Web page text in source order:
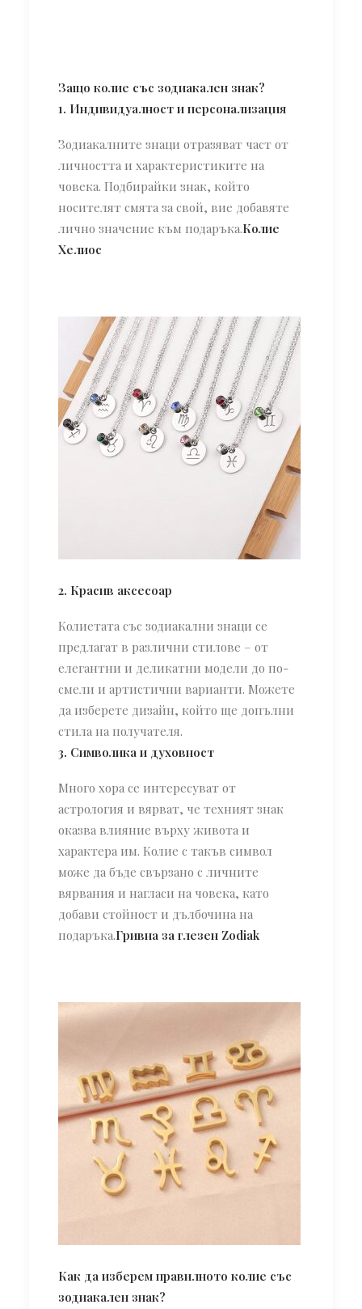
Защо колие със зодиакален знак?
1. Индивидуалност и персонализация
Зодиакалните знаци отразяват част от
личността и характеристиките на
човека. Подбирайки знак, който
носителят смята за свой, вие добавяте
лично значение към подаръка.Колие
Хелиос
2. Красив аксесоар
Колиетата със зодиакални знаци се
предлагат в различни стилове – от
елегантни и деликатни модели до по-
смели и артистични варианти. Можете
да изберете дизайн, който ще допълни
стила на получателя.
3. Символика и духовност
Много хора се интересуват от
астрология и вярват, че техният знак
оказва влияние върху живота и
характера им. Колие с такъв символ
може да бъде свързано с личните
вярвания и нагласи на човека, като
добави стойност и дълбочина на
подаръка.Гривна за глезен Zodiak
Как да изберем правилното колие със
зодиакален знак?